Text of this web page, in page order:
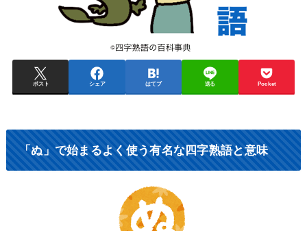
ポスト シェア はてブ 送る Pocket
「ぬ」で始まるよく使う有名な四字熟語と意味